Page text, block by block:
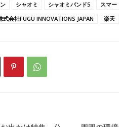
シャオミ シャオミバンド5 スマー
式会社FUGU INNOVATIONS JAPAN 楽天